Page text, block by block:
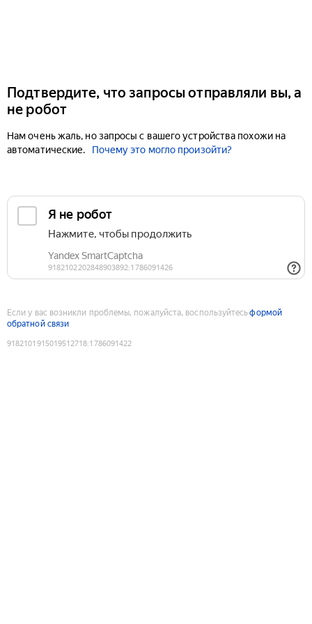
Подтвердите, что запросы отправляли вы, а
не робот
Нам очень жаль, но запросы с вашего устройства похожи на
автоматические.
Почему это могло произойти?
Если у вас возникли проблемы, пожалуйста, воспользуйтесьформой
обратной связи
9182101915019512718:1786091422